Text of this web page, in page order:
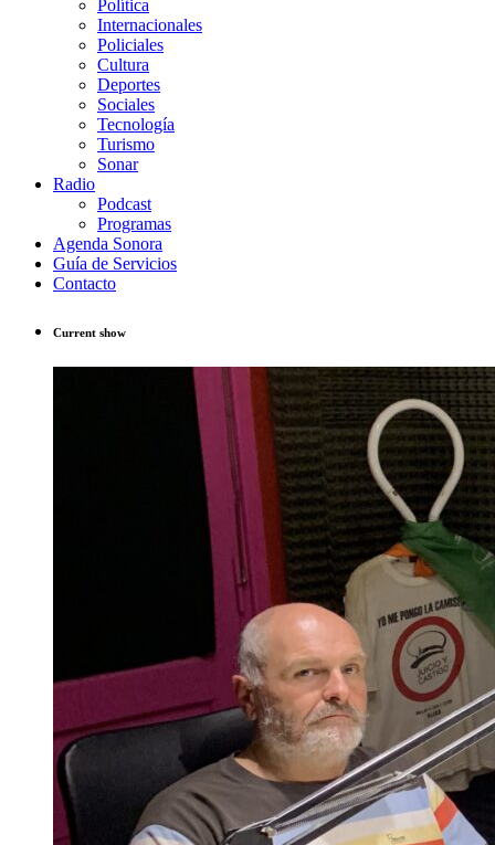
Política
Internacionales
Policiales
Cultura
Deportes
Sociales
Tecnología
Turismo
Sonar
Radio
Podcast
Programas
Agenda Sonora
Guía de Servicios
Contacto
Current show